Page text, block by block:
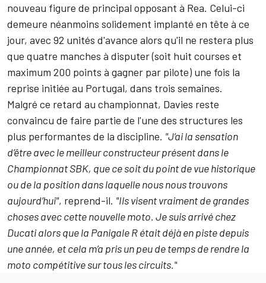
nouveau figure de principal opposant à Rea. Celui-ci
demeure néanmoins solidement implanté en tête à ce
jour, avec 92 unités d'avance alors qu'il ne restera plus
que quatre manches à disputer (soit huit courses et
maximum 200 points à gagner par pilote) une fois la
reprise initiée au Portugal, dans trois semaines.
Malgré ce retard au championnat, Davies reste
convaincu de faire partie de l'une des structures les
plus performantes de la discipline. "J’ai la sensation
d’être avec le meilleur constructeur présent dans le
Championnat SBK, que ce soit du point de vue historique
ou de la position dans laquelle nous nous trouvons
aujourd’hui", reprend-il. "Ils visent vraiment de grandes
choses avec cette nouvelle moto. Je suis arrivé chez
Ducati alors que la Panigale R était déjà en piste depuis
une année, et cela m’a pris un peu de temps de rendre la
moto compétitive sur tous les circuits."